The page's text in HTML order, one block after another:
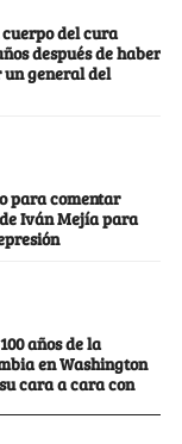
del cura
después de haber
un general del
para comentar
Iván Mejía para
años de la
en Washington
cara a cara con